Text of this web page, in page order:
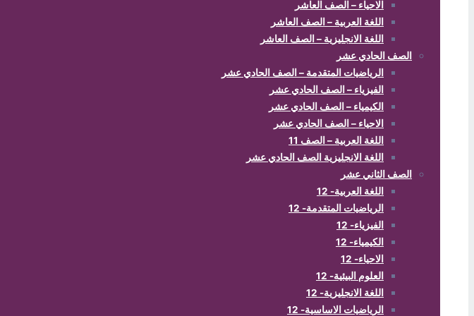
الاحياء – الصف العاشر
اللغة العربية – الصف العاشر
اللغة الانجليزية – الصف العاشر
الصف الحادي عشر
الرياضيات المتقدمة – الصف الحادي عشر
الفيزياء – الصف الحادي عشر
الكيمياء – الصف الحادي عشر
الاحياء – الصف الحادي عشر
اللغة العربية – الصف 11
اللغة الانجليزية الصف الحادي عشر
الصف الثاني عشر
اللغة العربية- 12
الرياضيات المتقدمة- 12
الفيزياء- 12
الكيمياء- 12
الاحياء- 12
العلوم البيئية- 12
اللغة الانجليزية- 12
الرياضيات الاساسية- 12